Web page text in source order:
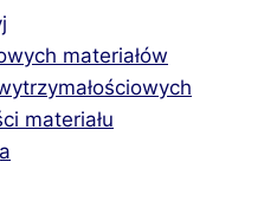
materiałów
materiału